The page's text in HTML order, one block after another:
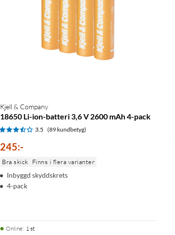
Kjell & Company
18650 Li-ion-batteri 3,6 V 2600 mAh 4-pack
3.5 (89 kundbetyg)
245:-
Bra skick Finns i flera varianter
Inbyggd skyddskrets
4-pack
Online: 1 st